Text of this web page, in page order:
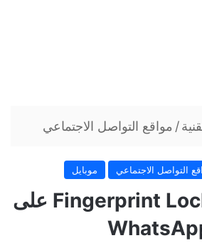
/ مواقع التواصل الاجتماعي
التواصل الاجتماعي موبايل
كيفية إعداد Fingerprint Lock على